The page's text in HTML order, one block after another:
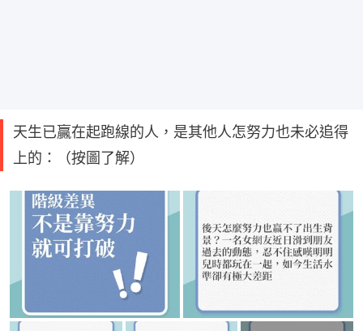
天生已贏在起跑線的人，是其他人怎努力也未必追得
上的：（按圖了解）